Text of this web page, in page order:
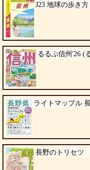
J23 地球の歩き
るるぶ信州'26 (
ライトマップル
長野のトリセツ